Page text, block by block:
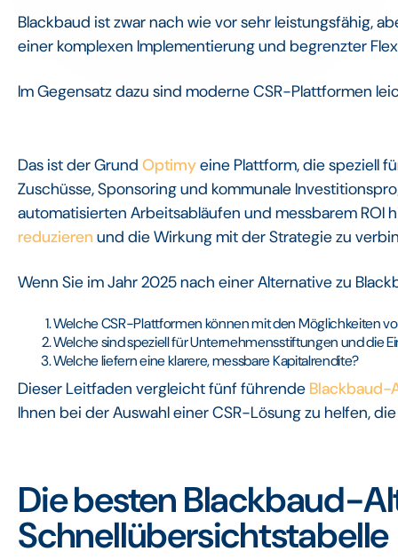
Blackbaud ist zwar nach wie vor sehr leistungsfähig,
einer komplexen Implementierung und begrenzter
Im Gegensatz dazu sind moderne CSR-Plattformen
Das ist der Grund Optimyeine Plattform, die speziell
Zuschüsse, Sponsoring und kommunale
automatisierten Arbeitsabläufen und messbarem ROI
reduzieren und die Wirkung mit der Strategie zu
Wenn Sie im Jahr 2025 nach einer Alternative zu
Welche CSR-Plattformen können mit den Möglichkeiten
Welche sind speziell für Unternehmensstiftungen und die
Welche liefern eine klarere, messbare Kapitalrendite?
Dieser Leitfaden vergleicht fünf führende Blackbaud-
Ihnen bei der Auswahl einer CSR-Lösung zu helfen,
Die besten Blackbaud-
Schnellübersichtstabelle